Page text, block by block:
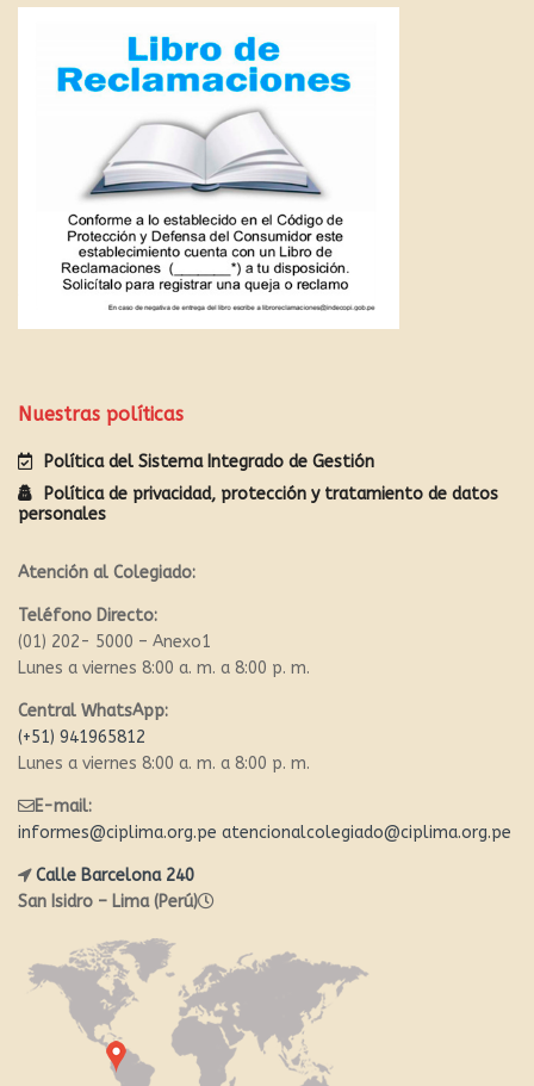
Nuestras políticas
Política del Sistema Integrado de Gestión
Política de privacidad, protección y tratamiento de datos
personales
Atención al Colegiado:
Teléfono Directo:
(01) 202- 5000 – Anexo1
Lunes a viernes 8:00 a. m. a 8:00 p. m.
Central WhatsApp:
(+51) 941965812
Lunes a viernes 8:00 a. m. a 8:00 p. m.
E-mail:
informes@ciplima.org.pe atencionalcolegiado@ciplima.org.pe
Calle Barcelona 240
San Isidro – Lima (Perú)